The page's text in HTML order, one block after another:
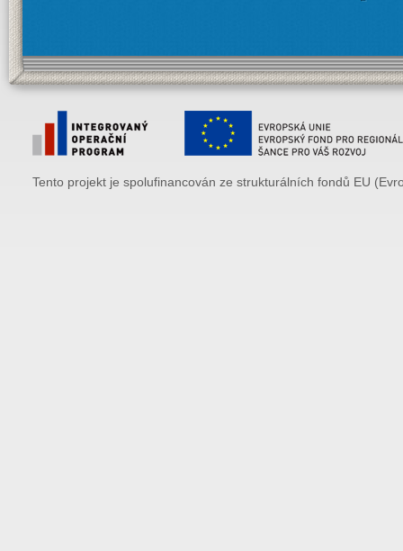
Tento projekt je spolufinancován ze strukturálních fondů EU